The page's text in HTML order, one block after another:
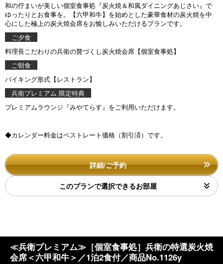
和の佇まいが美しい個室食事処『炭火焼＆和風ダイニングあじさい』で
ゆったりとお食事を。【六甲和牛】を始めとした豪華食材の炭火焼を中
心にした極上の炭火焼会席をお愉しみいただけるプランです。
ご夕食
料理長こだわりの兵衛の贅づくし炭火焼会席【個室食事処】
ご朝食
バイキング形式【レストラン】
兵衛プレミアム 限定特典
プレミアムラウンジ『みやてらす』をご利用いただけます。
◆カレンダー料金はベストレート価格（割引済）です。
詳細/ご予約
このプランで選択できるお部屋
≪兵衛プレミアム≫［個室食事処］兵衛の特選炭火焼
会席＜六甲和牛＞／1泊2食付／商品No.1126y